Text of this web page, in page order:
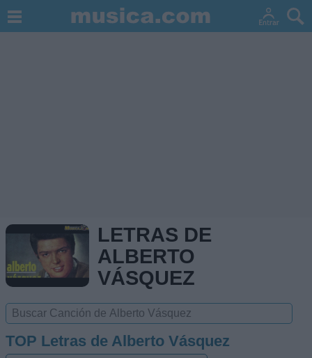
LETRAS DE
ALBERTO
VÁSQUEZ
TOP Letras de Alberto Vásquez